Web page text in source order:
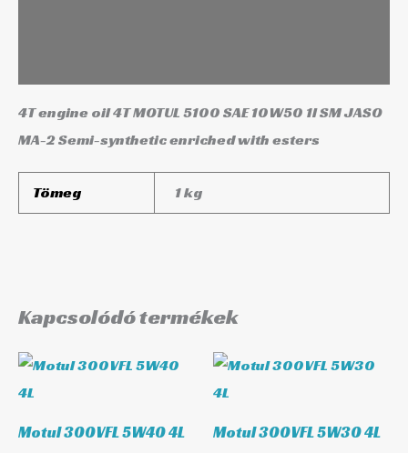
4T engine oil 4T MOTUL 5100 SAE 10W50 1l SM JASO
MA-2 Semi-synthetic enriched with esters
Tömeg 1 kg
Kapcsolódó termékek
Motul 300VFL 5W40 4L Motul 300VFL 5W30 4L